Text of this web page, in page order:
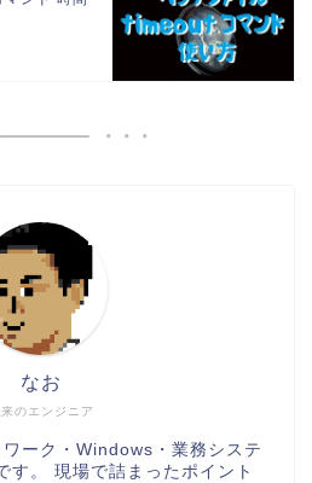
来のエンジニア
なお
ーク・Windows・業務システ
す。 現場で詰まったポイント